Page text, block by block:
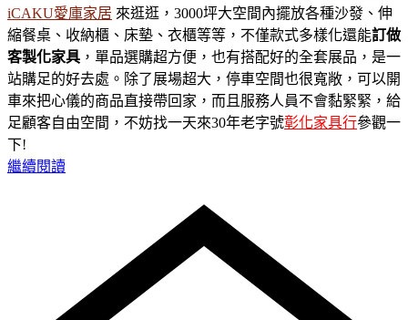
iCAKU愛庫家居 來逛逛，3000坪大空間內擺放各種沙發、伸
縮餐桌、收納櫃、床墊、衣櫃等等，不僅款式多樣化還能訂做
客製化家具 ，單品選購超方便，也有搭配好的全套展品，是一
站購足的好去處。除了展場超大，停車空間也很寬敞，可以開
車來把心儀的商品直接帶回家，而且服務人員不會黏緊緊，給
足顧客自由空間，不妨找一天來30年老字號彰化家具行參觀一
下!
繼續閱讀